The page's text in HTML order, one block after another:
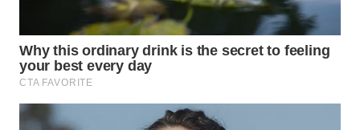
WAHANA
INFRASTRUKTUR
WAHANA
KONSUMEN